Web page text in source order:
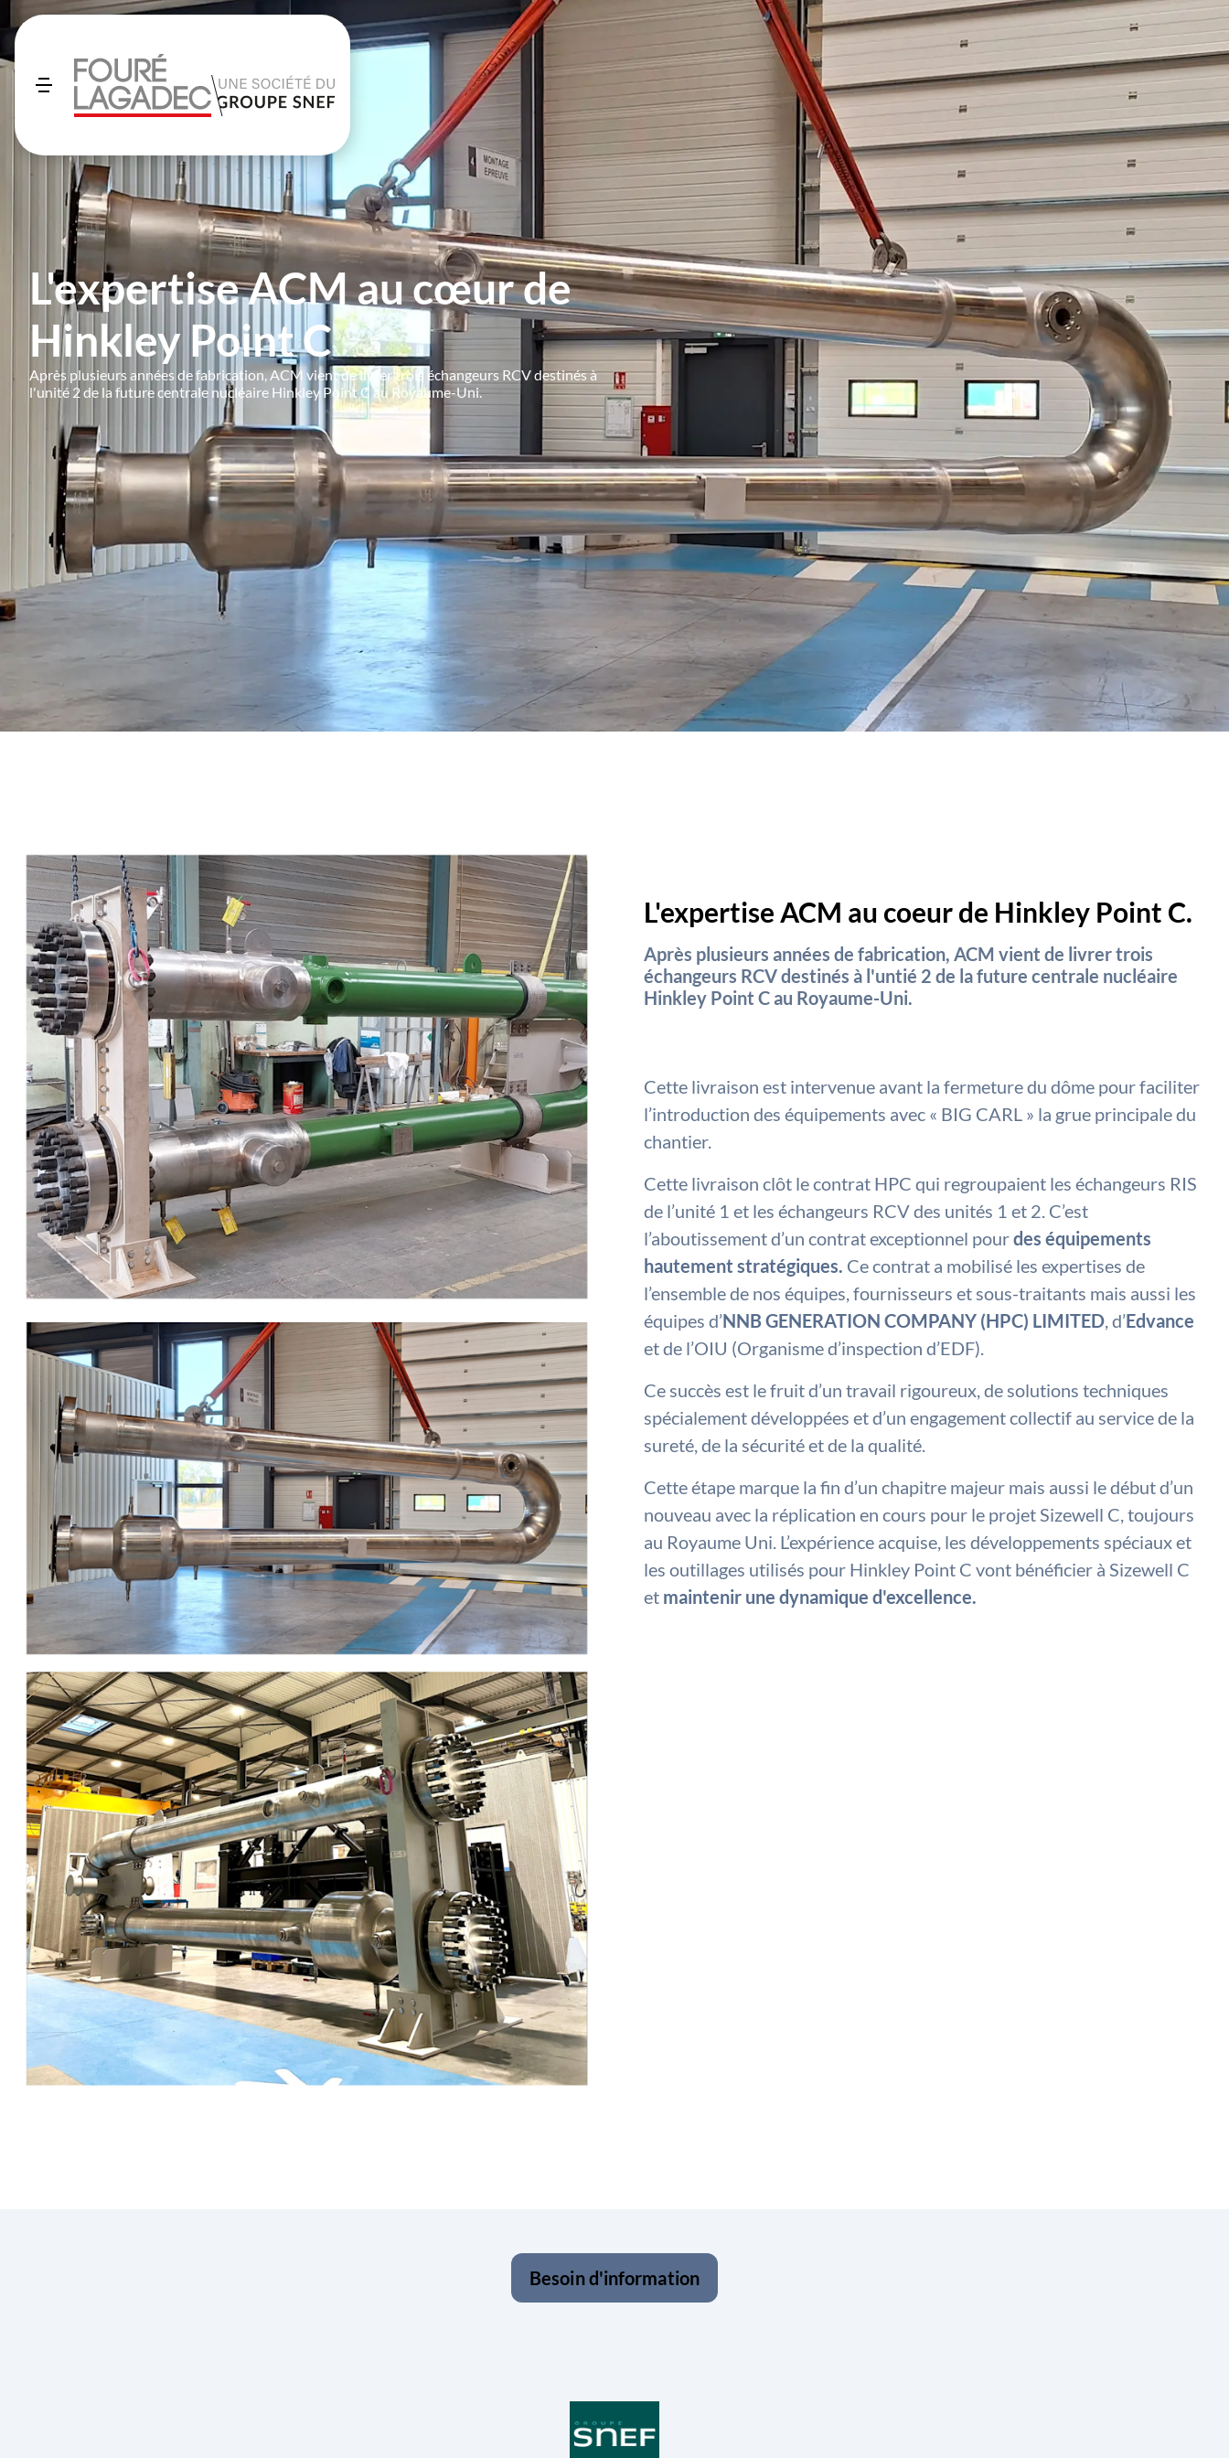
L'expertise ACM au cœur de
Hinkley Point C
Après plusieurs années de fabrication, ACM vient de livrer trois échangeurs RCV destinés à
l'unité 2 de la future centrale nucléaire Hinkley Point C au Royaume-Uni.
L'expertise ACM au coeur de Hinkley Point C.
Après plusieurs années de fabrication, ACM vient de livrer trois
échangeurs RCV destinés à l'untié 2 de la future centrale nucléaire
Hinkley Point C au Royaume-Uni.
Cette livraison est intervenue avant la fermeture du dôme pour faciliter
l’introduction des équipements avec « BIG CARL » la grue principale du
chantier.
Cette livraison clôt le contrat HPC qui regroupaient les échangeurs RIS
de l’unité 1 et les échangeurs RCV des unités 1 et 2. C’est
l’aboutissement d’un contrat exceptionnel pourdes équipements
hautement stratégiques. Ce contrat a mobilisé les expertises de
l’ensemble de nos équipes, fournisseurs et sous-traitants mais aussi les
équipes d’NNB GENERATION COMPANY (HPC) LIMITED, d’Edvance
et de l’OIU (Organisme d’inspection d’EDF).
Ce succès est le fruit d’un travail rigoureux, de solutions techniques
spécialement développées et d’un engagement collectif au service de la
sureté, de la sécurité et de la qualité.
Cette étape marque la fin d’un chapitre majeur mais aussi le début d’un
nouveau avec la réplication en cours pour le projet Sizewell C, toujours
au Royaume Uni. L’expérience acquise, les développements spéciaux et
les outillages utilisés pour Hinkley Point C vont bénéficier à Sizewell C
et maintenir une dynamique d'excellence.
Besoin d'information